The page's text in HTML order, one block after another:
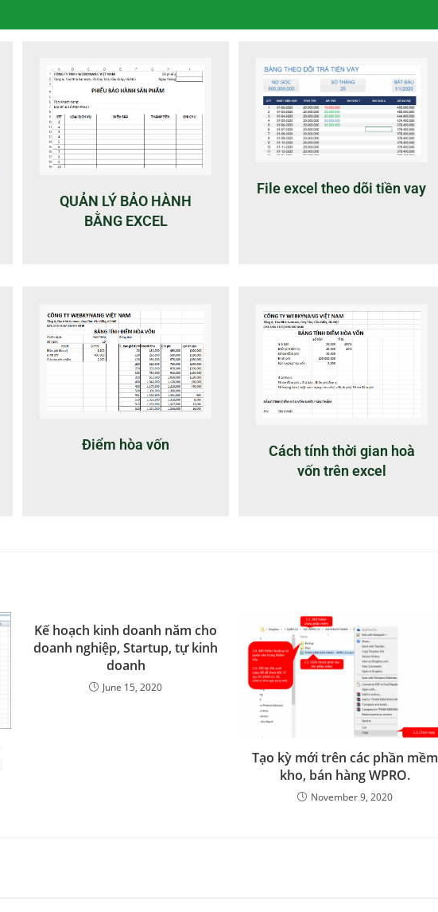
QUẢN LÝ BẢO HÀNH
BẰNG EXCEL
File excel theo dõi tiền vay
Điểm hòa vốn
Cách tính thời gian hoà
vốn trên excel
Kế hoạch kinh doanh năm cho
doanh nghiệp, Startup, tự kinh
doanh
June 15, 2020
Tạo kỳ mới trên các phần mềm
kho, bán hàng WPRO.
November 9, 2020